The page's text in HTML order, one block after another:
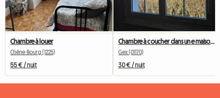
Chambre à louer
Chêne-Bourg (1225)
55 € / nuit
Chambre à coucher dans une maison au calme
Gex (01170)
30 € / nuit